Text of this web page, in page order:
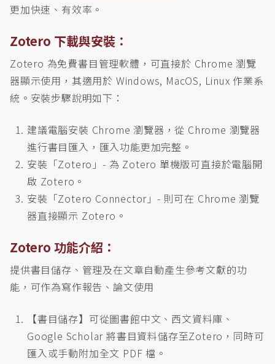
更加快速、有效率。
Zotero 下載與安裝：
Zotero 為免費書目管理軟體，可直接於 Chrome 瀏覽
器顯示使用，其適用於 Windows, MacOS, Linux 作業系
統。安裝步驟說明如下：
建議電腦安裝 Chrome 瀏覽器，從 Chrome 瀏覽器
進行書目匯入，匯入功能更加完整。
安裝「Zotero」- 為 Zotero 單機版可直接於電腦開
啟 Zotero。
安裝「Zotero Connector」- 則可在 Chrome 瀏覽
器直接顯示 Zotero。
Zotero 功能介紹：
提供書目儲存、管理及在文章自動產生參考文獻的功
能，可作為寫作報告、論文使用
【書目儲存】可從圖書館中文、西文資料庫、
Google Scholar 將書目資料儲存至Zotero，同時可
匯入或手動附加全文 PDF 檔。